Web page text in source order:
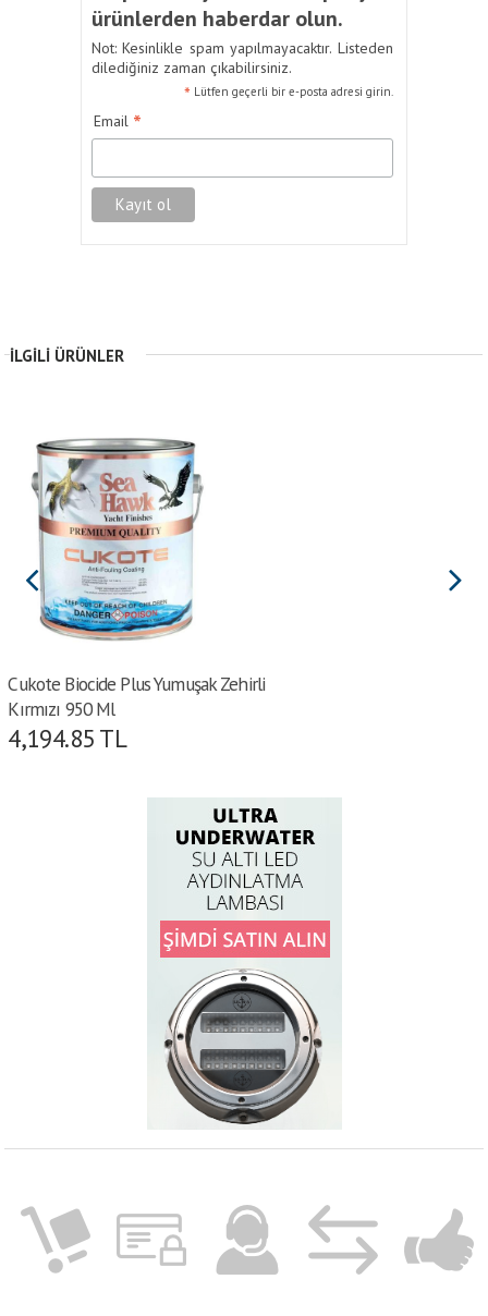
ürünlerden haberdar olun.
Not: Kesinlikle spam yapılmayacaktır. Listeden
dilediğiniz zaman çıkabilirsiniz.
* Lütfen geçerli bir e-posta adresi girin.
Email *
İLGILI ÜRÜNLER
Cukote Biocide Plus Yumuşak Zehirli
Kırmızı 950 Ml
4,194.85 TL